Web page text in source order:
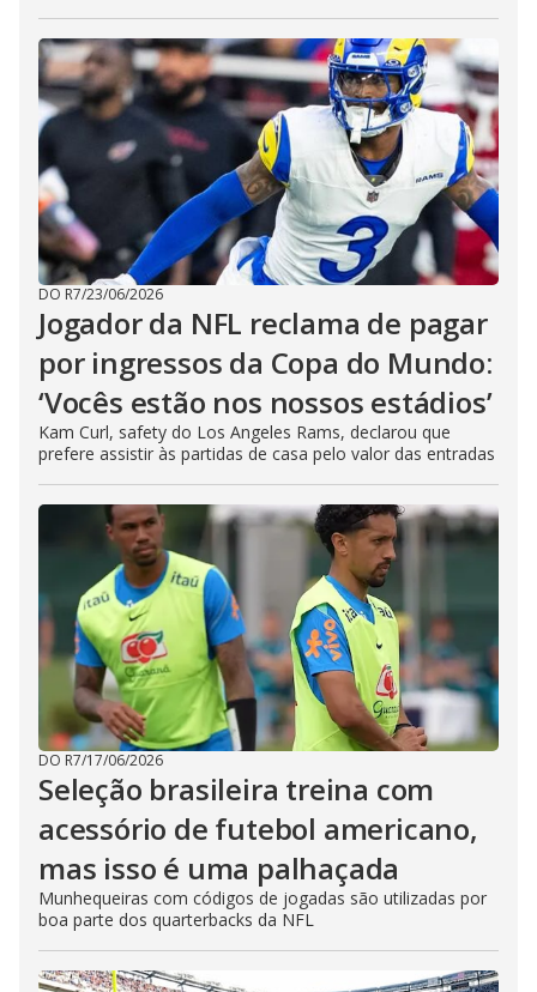
DO R7/23/06/2026
Jogador da NFL reclama de pagar
por ingressos da Copa do Mundo:
‘Vocês estão nos nossos estádios’
Kam Curl, safety do Los Angeles Rams, declarou que
prefere assistir às partidas de casa pelo valor das entradas
DO R7/17/06/2026
Seleção brasileira treina com
acessório de futebol americano,
mas isso é uma palhaçada
Munhequeiras com códigos de jogadas são utilizadas por
boa parte dos quarterbacks da NFL